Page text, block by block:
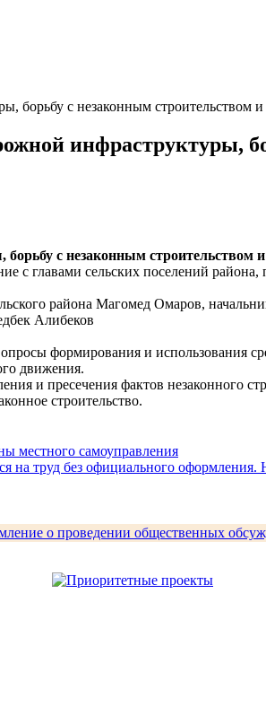
борьбу с незаконным строительством
инфраструктуры,
с незаконным строительством
с главами сельских поселений
района Магомед Омаров,
Алибеков
формирования и использования
движения.
и пресечения фактов незаконного
строительство.
местного самоуправления
на труд без официального
о проведении общественных